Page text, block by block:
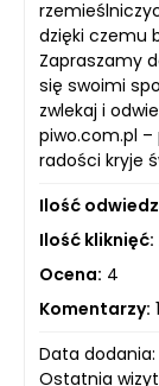
dzięki czemu
Zapraszamy
się swoimi
zwlekaj i
piwo.com.pl –
radości kryje
Ilość
Ilość kliknięć:
Ocena: 4
Komentarzy: 1
Data dodania:
Ostatnia